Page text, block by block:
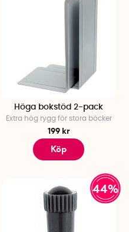
Höga bokstöd 2-pack
Extra hög rygg för stora böcker
199 kr
Köp
44%